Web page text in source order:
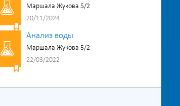
Маршала Жукова 5/2
20/11/2024
Анализ воды
Маршала Жукова 5/2
22/03/2022